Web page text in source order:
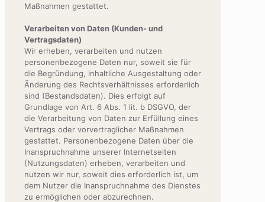
Maßnahmen gestattet.
Verarbeiten von Daten (Kunden- und
Vertragsdaten)
Wir erheben, verarbeiten und nutzen
personenbezogene Daten nur, soweit sie für
die Begründung, inhaltliche Ausgestaltung oder
Änderung des Rechtsverhältnisses erforderlich
sind (Bestandsdaten). Dies erfolgt auf
Grundlage von Art. 6 Abs. 1 lit. b DSGVO, der
die Verarbeitung von Daten zur Erfüllung eines
Vertrags oder vorvertraglicher Maßnahmen
gestattet. Personenbezogene Daten über die
Inanspruchnahme unserer Internetseiten
(Nutzungsdaten) erheben, verarbeiten und
nutzen wir nur, soweit dies erforderlich ist, um
dem Nutzer die Inanspruchnahme des Dienstes
zu ermöglichen oder abzurechnen.